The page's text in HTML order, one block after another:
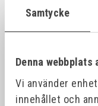
Samtycke
Denna webbplats
Vi använder
innehållet och
GRIP-ON
fr. 631,00 kr